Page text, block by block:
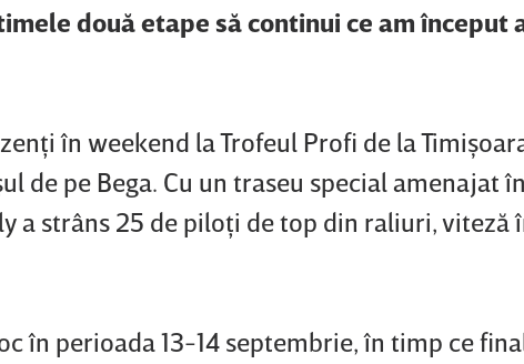
două etape să continui ce am început
în weekend la Trofeul Profi de la
de pe Bega. Cu un traseu special amenajat
a strâns 25 de piloţi de top din raliuri, viteză
în perioada 13-14 septembrie, în timp ce